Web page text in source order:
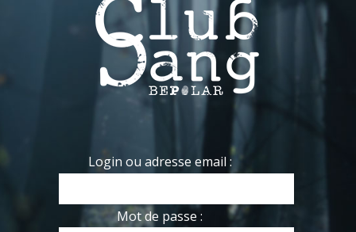
Login ou adresse email :
Mot de passe :